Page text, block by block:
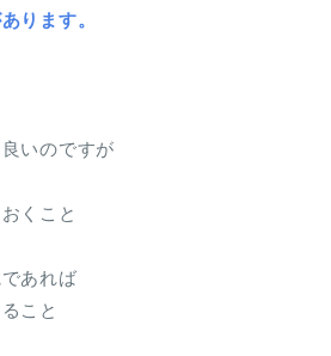
ります。
いのですが
くこと
あれば
こと